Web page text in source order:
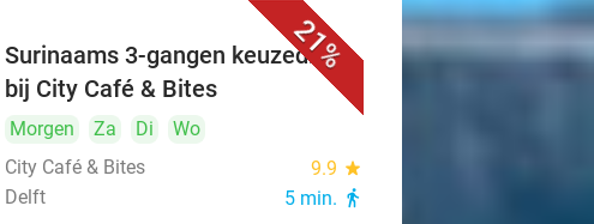
21%
Surinaams 3-gangen keuzediner
bij City Café & Bites
Morgen Za Di
Wo
City Café & Bites
9.9 star
Delft 5 min. directions_walk